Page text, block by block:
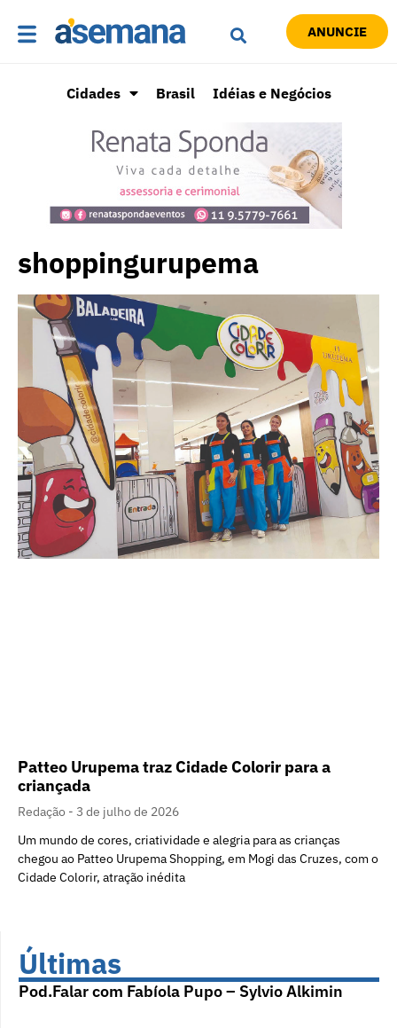
ANUNCIE
Cidades Brasil Idéias e Negócios
shoppingurupema
Patteo Urupema traz Cidade Colorir para a
criançada
Redação
3 de julho de 2026
Um mundo de cores, criatividade e alegria para as crianças
chegou ao Patteo Urupema Shopping, em Mogi das Cruzes, com o
Cidade Colorir, atração inédita
Últimas
Pod.Falar com Fabíola Pupo – Sylvio Alkimin